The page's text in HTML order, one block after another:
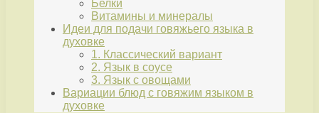
Белки
Витамины и минералы
Идеи для подачи говяжьего языка в
духовке
1. Классический вариант
2. Язык в соусе
3. Язык с овощами
Вариации блюд с говяжим языком в
духовке